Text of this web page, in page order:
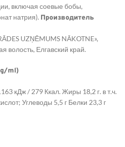
включая соевые бобы,
натрия). Производитель
UZŅĒMUMS NĀKOTNE»,
волость, Елгавский край.
ml)
кДж / 279 Ккал. Жиры 18,2 г. в т.ч.
Углеводы 5,5 г Белки 23,3 г